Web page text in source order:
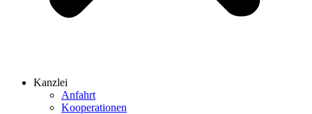
Kanzlei
Anfahrt
Kooperationen